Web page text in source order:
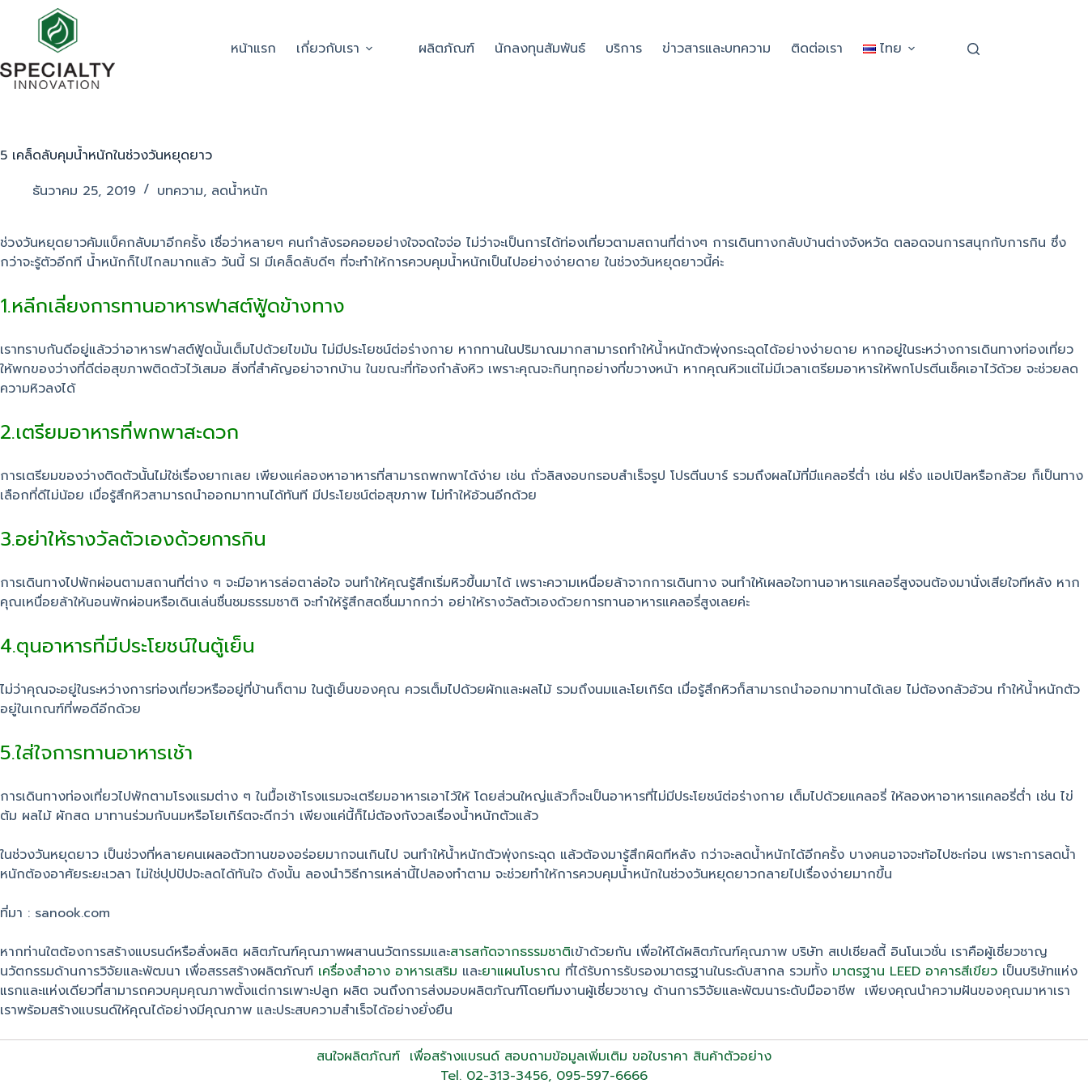
หน้าแรก เกี่ยวกับเรา ผลิตภัณฑ์ นักลงทุนสัมพันธ์ บริการ ข่าวสารและบทความ ติดต่อเรา ไทย
5 เคล็ดลับคุมน้ำหนักในช่วงวันหยุดยาว
ธันวาคม 25, 2019
บทความ, ลดน้ำหนัก
ช่วงวันหยุดยาวคัมแบ็คกลับมาอีกครั้ง เชื่อว่าหลายๆ คนกำลังรอคอยอย่างใจจดใจจ่อ ไม่ว่าจะเป็นการได้ท่องเที่ยวตามสถานที่ต่างๆ การเดินทางกลับบ้านต่างจังหวัด ตลอดจนการสนุกกับการกิน ซึ่ง
กว่าจะรู้ตัวอีกที น้ำหนักก็ไปไกลมากแล้ว วันนี้ SI มีเคล็ดลับดีๆ ที่จะทำให้การควบคุมน้ำหนักเป็นไปอย่างง่ายดาย ในช่วงวันหยุดยาวนี้ค่ะ
1.หลีกเลี่ยงการทานอาหารฟาสต์ฟู้ดข้างทาง
เราทราบกันดีอยู่แล้วว่าอาหารฟาสต์ฟู้ดนั้นเต็มไปด้วยไขมัน ไม่มีประโยชน์ต่อร่างกาย หากทานในปริมาณมากสามารถทำให้น้ำหนักตัวพุ่งกระฉุดได้อย่างง่ายดาย หากอยู่ในระหว่างการเดินทางท่องเที่ยว
ให้พกของว่างที่ดีต่อสุขภาพติดตัวไว้เสมอ สิ่งที่สำคัญอย่าจากบ้าน ในขณะที่ท้องกำลังหิว เพราะคุณจะกินทุกอย่างที่ขวางหน้า หากคุณหิวแต่ไม่มีเวลาเตรียมอาหารให้พกโปรตีนเช็คเอาไว้ด้วย จะช่วยลด
ความหิวลงได้
2.เตรียมอาหารที่พกพาสะดวก
การเตรียมของว่างติดตัวนั้นไม่ใช่เรื่องยากเลย เพียงแค่ลองหาอาหารที่สามารถพกพาได้ง่าย เช่น ถั่วลิสงอบกรอบสำเร็จรูป โปรตีนบาร์ รวมถึงผลไม้ที่มีแคลอรี่ต่ำ เช่น ฝรั่ง แอปเปิลหรือกล้วย ก็เป็นทาง
เลือกที่ดีไม่น้อย เมื่อรู้สึกหิวสามารถนำออกมาทานได้ทันที มีประโยชน์ต่อสุขภาพ ไม่ทำให้อ้วนอีกด้วย
3.อย่าให้รางวัลตัวเองด้วยการกิน
การเดินทางไปพักผ่อนตามสถานที่ต่าง ๆ จะมีอาหารล่อตาล่อใจ จนทำให้คุณรู้สึกเริ่มหิวขึ้นมาได้ เพราะความเหนื่อยล้าจากการเดินทาง จนทำให้เผลอใจทานอาหารแคลอรี่สูงจนต้องมานั่งเสียใจทีหลัง หาก
คุณเหนื่อยล้าให้นอนพักผ่อนหรือเดินเล่นชื่นชมธรรมชาติ จะทำให้รู้สึกสดชื่นมากกว่า อย่าให้รางวัลตัวเองด้วยการทานอาหารแคลอรี่สูงเลยค่ะ
4.ตุนอาหารที่มีประโยชน์ในตู้เย็น
ไม่ว่าคุณจะอยู่ในระหว่างการท่องเที่ยวหรืออยู่ที่บ้านก็ตาม ในตู้เย็นของคุณ ควรเต็มไปด้วยผักและผลไม้ รวมถึงนมและโยเกิร์ต เมื่อรู้สึกหิวก็สามารถนำออกมาทานได้เลย ไม่ต้องกลัวอ้วน ทำให้น้ำหนักตัว
อยู่ในเกณฑ์ที่พอดีอีกด้วย
5.ใส่ใจการทานอาหารเช้า
การเดินทางท่องเที่ยวไปพักตามโรงแรมต่าง ๆ ในมื้อเช้าโรงแรมจะเตรียมอาหารเอาไว้ให้ โดยส่วนใหญ่แล้วก็จะเป็นอาหารที่ไม่มีประโยชน์ต่อร่างกาย เต็มไปด้วยแคลอรี่ ให้ลองหาอาหารแคลอรี่ต่ำ เช่น ไข่
ต้ม ผลไม้ ผักสด มาทานร่วมกับนมหรือโยเกิร์ตจะดีกว่า เพียงแค่นี้ก็ไม่ต้องกังวลเรื่องน้ำหนักตัวแล้ว
ในช่วงวันหยุดยาว เป็นช่วงที่หลายคนเผลอตัวทานของอร่อยมากจนเกินไป จนทำให้น้ำหนักตัวพุ่งกระฉุด แล้วต้องมารู้สึกผิดทีหลัง กว่าจะลดน้ำหนักได้อีกครั้ง บางคนอาจจะท้อไปซะก่อน เพราะการลดน้ำ
หนักต้องอาศัยระยะเวลา ไม่ใช่ปุปปัปจะลดได้ทันใจ ดังนั้น ลองนำวิธีการเหล่านี้ไปลองทำตาม จะช่วยทำให้การควบคุมน้ำหนักในช่วงวันหยุดยาวกลายไปเรื่องง่ายมากขึ้น
ที่มา : sanook.com
หากท่านใตต้องการสร้างแบรนด์หรือสั่งผลิต ผลิตภัณฑ์คุณภาพผสานนวัตกรรมและสารสกัดจากธรรมชาติเข้าด้วยกัน เพื่อให้ได้ผลิตภัณฑ์คุณภาพ บริษัท สเปเชียลตี้ อินโนเวชั่น เราคือผู้เชี่ยวชาญ
นวัตกรรมด้านการวิจัยและพัฒนา เพื่อสรรสร้างผลิตภัณฑ์ เครื่องสำอาง อาหารเสริม และยาแผนโบราณ ที่ได้รับการรับรองมาตรฐานในระดับสากล รวมทั้ง มาตรฐาน LEED อาคารสีเขียว เป็นบริษัทแห่ง
แรกและแห่งเดียวที่สามารถควบคุมคุณภาพตั้งแต่การเพาะปลูก ผลิต จนถึงการส่งมอบผลิตภัณฑ์โดยทีมงานผู้เชี่ยวชาญ ด้านการวิจัยและพัฒนาระดับมืออาชีพ เพียงคุณนำความฝันของคุณมาหาเรา
เราพร้อมสร้างแบรนด์ให้คุณได้อย่างมีคุณภาพ และประสบความสำเร็จได้อย่างยั่งยืน
สนใจผลิตภัณฑ์ เพื่อสร้างแบรนด์ สอบถามข้อมูลเพิ่มเติม ขอใบราคา สินค้าตัวอย่าง
Tel. 02-313-3456, 095-597-6666